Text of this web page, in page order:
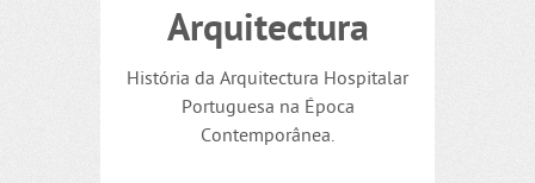
Arquitectura
História da Arquitectura Hospitalar
Portuguesa na Época
Contemporânea.